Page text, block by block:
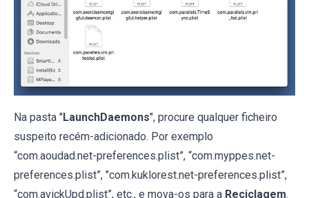
Na pasta "LaunchDaemons", procure qualquer ficheiro
suspeito recém-adicionado. Por exemplo
“com.aoudad.net-preferences.plist”, “com.myppes.net-
preferences.plist”, "com.kuklorest.net-preferences.plist”,
“com.avickUpd.plist”, etc., e mova-os para a Reciclagem.